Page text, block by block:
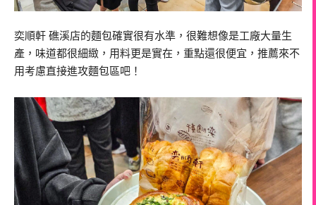
奕順軒 礁溪店的麵包確實很有水準，很難想像是工廠大量生
產，味道都很細緻，用料更是實在，重點還很便宜，推薦來不
用考慮直接進攻麵包區吧！